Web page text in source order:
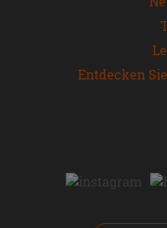
Entdecken